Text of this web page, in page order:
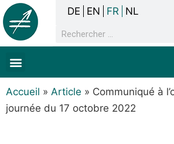
DE EN FR NL
Accueil » Article » Communiqué à
journée du 17 octobre 2022